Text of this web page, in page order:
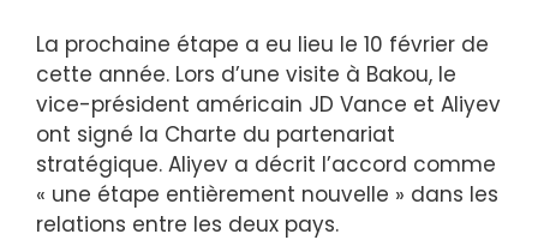
La prochaine étape a eu lieu le 10 février de
cette année. Lors d’une visite à Bakou, le
vice-président américain JD Vance et Aliyev
ont signé la Charte du partenariat
stratégique. Aliyev a décrit l’accord comme
« une étape entièrement nouvelle » dans les
relations entre les deux pays.